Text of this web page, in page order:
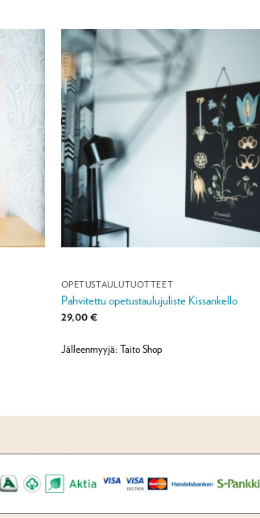
OPETUSTAULUTUOTTEET
Pahvitettu opetustaulujuliste Kissankello
29,00€
Jälleenmyyjä: Taito Shop